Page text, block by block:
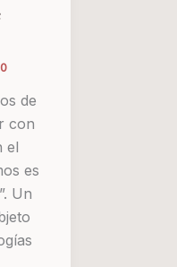
de
con
el
es
Un